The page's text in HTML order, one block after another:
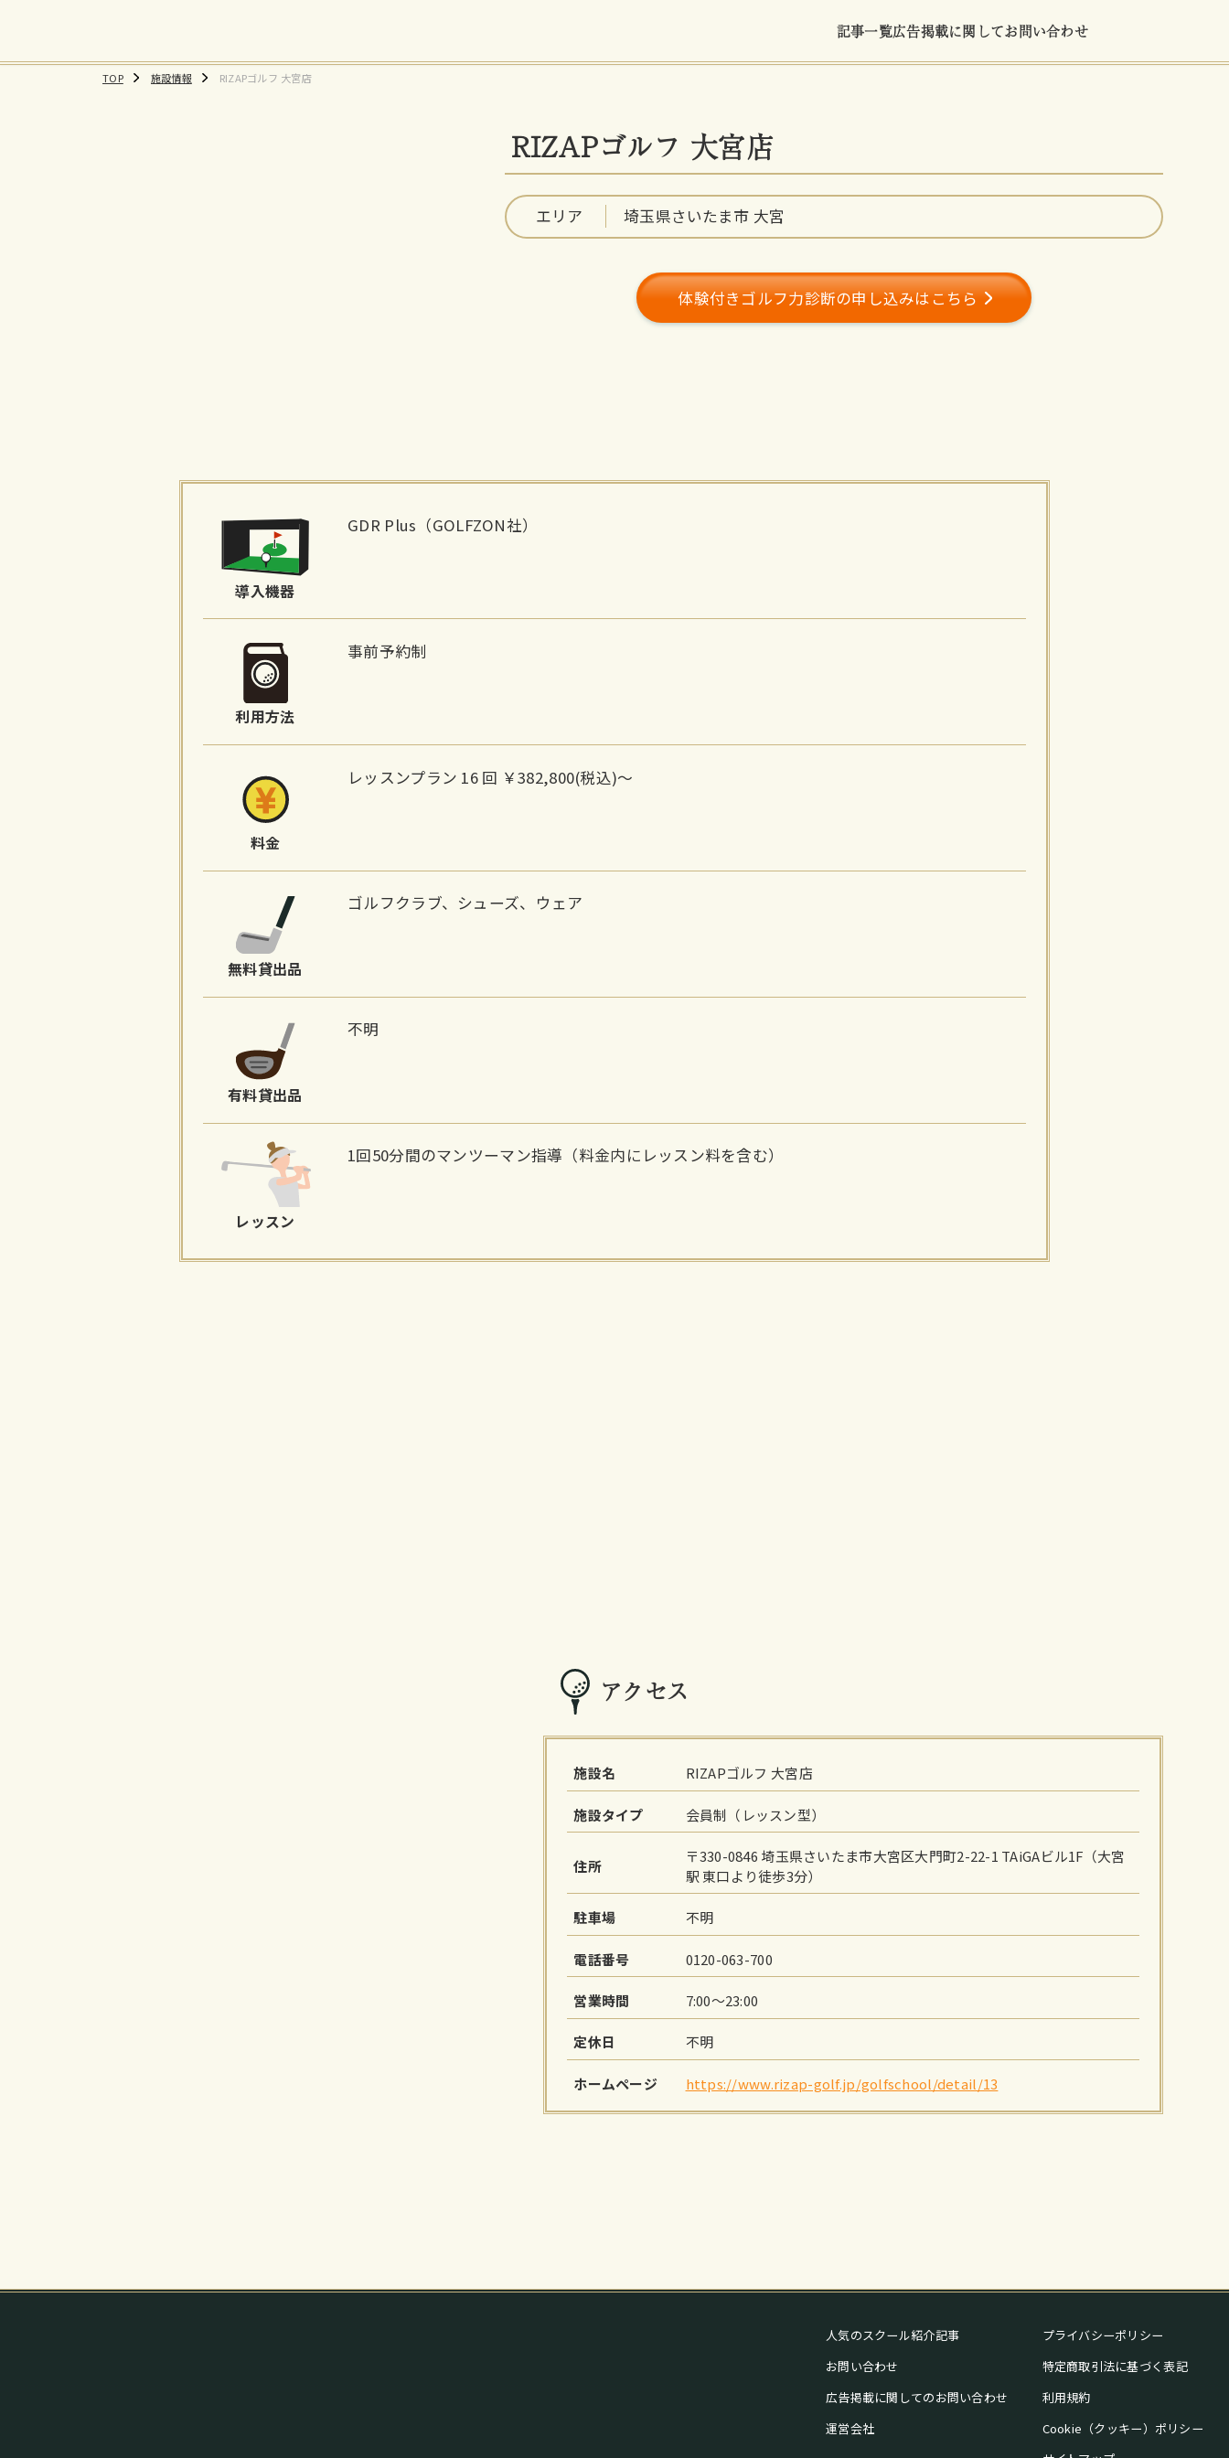
記事一覧広告掲載に関してお問い合わせ
TOP 施設情報 RIZAPゴルフ 大宮店
RIZAPゴルフ 大宮店
エリア 埼玉県さいたま市 大宮
体験付きゴルフ力診断の申し込みはこちら
導入機器
GDR Plus（GOLFZON社）
利用方法
事前予約制
料金
レッスンプラン 16 回 ￥382,800(税込)〜
無料貸出品
ゴルフクラブ、シューズ、ウェア
有料貸出品
不明
レッスン
1回50分間のマンツーマン指導（料金内にレッスン料を含む）
アクセス
施設名 RIZAPゴルフ 大宮店
施設タイプ 会員制（レッスン型）
住所
〒330-0846 埼玉県さいたま市大宮区大門町2-22-1 TAiGAビル1F（大宮
駅 東口より徒歩3分）
駐車場 不明
電話番号 0120-063-700
営業時間 7:00～23:00
定休日 不明
ホームページ https://www.rizap-golf.jp/golfschool/detail/13
人気のスクール紹介記事
お問い合わせ
広告掲載に関してのお問い合わせ
運営会社
プライバシーポリシー
特定商取引法に基づく表記
利用規約
Cookie（クッキー）ポリシー